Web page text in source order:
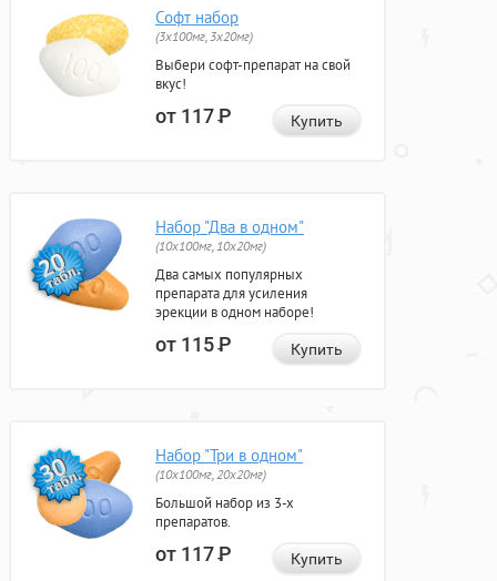
Софт набор
(3x100мг, 3x20мг)
Выбери софт-препарат на свой
вкус!
от 117Р Купить
Набор "Два в одном"
(10x100мг, 10x20мг)
Два самых популярных
препарата для усиления
эрекции в одном наборе!
от 115Р Купить
Набор "Три в одном"
(10x100мг, 20x20мг)
Большой набор из 3-х
препаратов.
от 117Р Купить